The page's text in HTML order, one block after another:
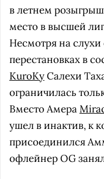
в летнем
место в высшей
Несмотря на
перестановках в
KuroKyСалехи
ограничилась
Вместо Амера
ушел в инактив, к
присоединился
офлейнер OG